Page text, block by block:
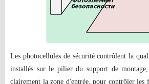
Les photocellules de sécurité contrôlent la
installés sur le pilier du support de
clairement la zone d'entrée, pour contrôler les